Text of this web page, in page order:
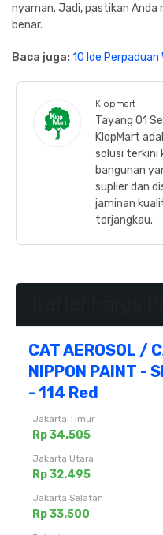
nyaman. Jadi, pastikan
benar.
Baca juga: 10 Ide Perpaduan
Klopmart
Tayang 01
KlopMart
solusi terkini
bangunan
suplier dan
jaminan
terjangkau.
CAT AEROSOL /
NIPPON PAINT -
- 114 Red
Jakarta Timur
Rp 34.505
Jakarta Utara
Rp 32.495
Jakarta Selatan
Rp 33.500